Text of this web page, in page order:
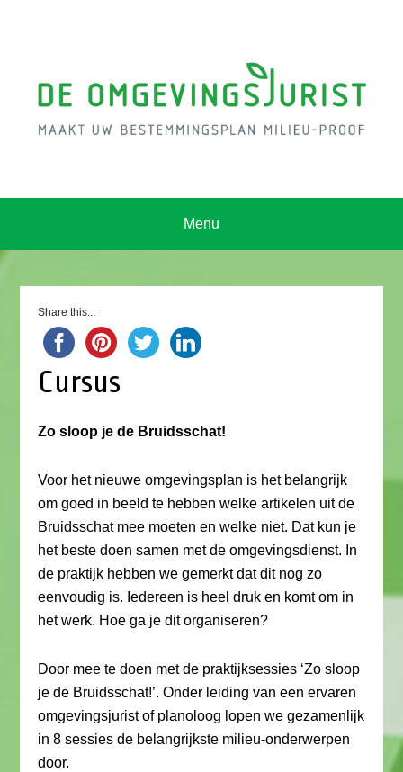
Menu
Share this...
Cursus
Zo sloop je de Bruidsschat!
Voor het nieuwe omgevingsplan is het belangrijk
om goed in beeld te hebben welke artikelen uit de
Bruidsschat mee moeten en welke niet. Dat kun je
het beste doen samen met de omgevingsdienst. In
de praktijk hebben we gemerkt dat dit nog zo
eenvoudig is. Iedereen is heel druk en komt om in
het werk. Hoe ga je dit organiseren?
Door mee te doen met de praktijksessies ‘Zo sloop
je de Bruidsschat!’. Onder leiding van een ervaren
omgevingsjurist of planoloog lopen we gezamenlijk
in 8 sessies de belangrijkste milieu-onderwerpen
door.